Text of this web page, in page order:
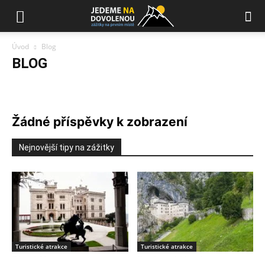
Úvod Blog
BLOG
Žádné příspěvky k zobrazení
Nejnovější tipy na zážitky
Turistické atrakce Turistické atrakce